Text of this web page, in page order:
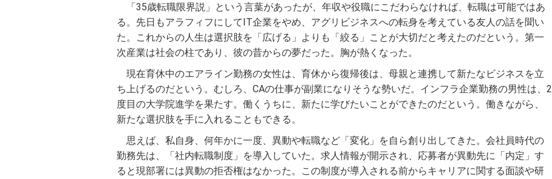
「35歳転職限界説」という言葉があったが、年収や役職にこだわらなければ、転職は可能ではあ
る。先日もアラフィフにしてIT企業をやめ、アグリビジネスへの転身を考えている友人の話を聞い
た。これからの人生は選択肢を「広げる」よりも「絞る」ことが大切だと考えたのだという。第一
次産業は社会の柱であり、彼の昔からの夢だった。胸が熱くなった。
現在育休中のエアライン勤務の女性は、育休から復帰後は、母親と連携して新たなビジネスを立
ち上げるのだという。むしろ、CAの仕事が副業になりそうな勢いだ。インフラ企業勤務の男性は、2
度目の大学院進学を果たす。働くうちに、新たに学びたいことができたのだという。働きながら、
新たな選択肢を手に入れることもできる。
思えば、私自身、何年かに一度、異動や転職など「変化」を自ら創り出してきた。会社員時代の
勤務先は、「社内転職制度」を導入していた。求人情報が開示され、応募者が異動先に「内定」す
ると現部署には異動の拒否権はなかった。この制度が導入される前からキャリアに関する面談や研